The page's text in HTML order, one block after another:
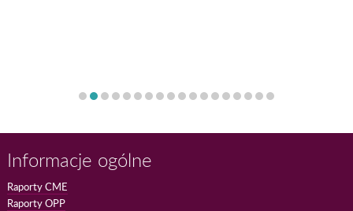
Informacje ogólne
Raporty CME
Raporty OPP